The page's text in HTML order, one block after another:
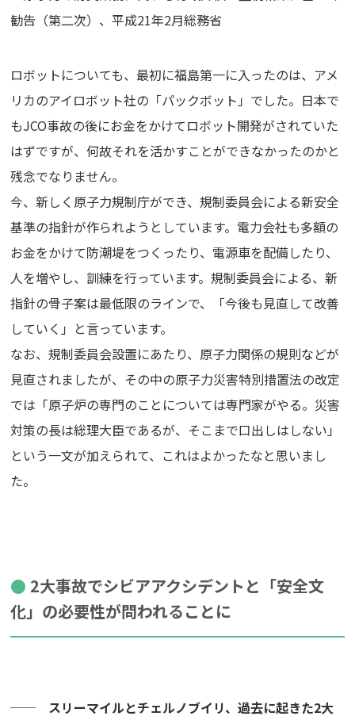
勧告（第二次）、平成21年2月総務省
ロボットについても、最初に福島第一に入ったのは、アメ
リカのアイロボット社の「パックボット」でした。日本で
もJCO事故の後にお金をかけてロボット開発がされていた
はずですが、何故それを活かすことができなかったのかと
残念でなりません。
今、新しく原子力規制庁ができ、規制委員会による新安全
基準の指針が作られようとしています。電力会社も多額の
お金をかけて防潮堤をつくったり、電源車を配備したり、
人を増やし、訓練を行っています。規制委員会による、新
指針の骨子案は最低限のラインで、「今後も見直して改善
していく」と言っています。
なお、規制委員会設置にあたり、原子力関係の規則などが
見直されましたが、その中の原子力災害特別措置法の改定
では「原子炉の専門のことについては専門家がやる。災害
対策の長は総理大臣であるが、そこまで口出しはしない」
という一文が加えられて、これはよかったなと思いまし
た。
2大事故でシビアアクシデントと「安全文
化」の必要性が問われることに
── スリーマイルとチェルノブイリ、過去に起きた2大